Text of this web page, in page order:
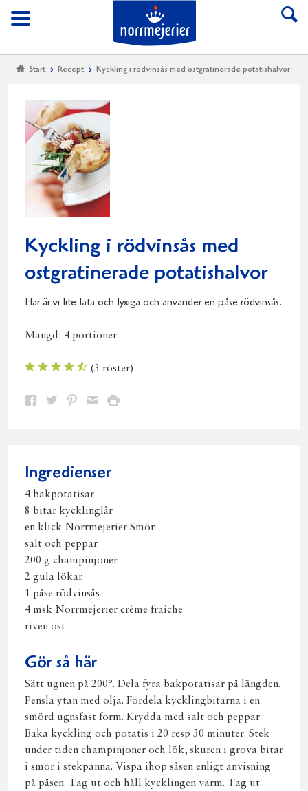
Meny
Till Norrmejerier
Start Recept Kyckling i rödvinsås med ostgratinerade potatishalvor
Kyckling i rödvinsås med
ostgratinerade potatishalvor
Här är vi lite lata och lyxiga och använder en påse rödvinsås.
Mängd: 4 portioner
(3 röster)
Dela Dela Dela DelaSkriv
Ingredienser
4 bakpotatisar
8 bitar kycklinglår
en klick Norrmejerier Smör
salt och peppar
200 g champinjoner
2 gula lökar
1 påse rödvinsås
4 msk Norrmejerier crème fraiche
riven ost
Gör så här
Sätt ugnen på 200°. Dela fyra bakpotatisar på längden.
Pensla ytan med olja. Fördela kycklingbitarna i en
smörd ugnsfast form. Krydda med salt och peppar.
Baka kyckling och potatis i 20 resp 30 minuter. Stek
under tiden champinjoner och lök, skuren i grova bitar
i smör i stekpanna. Vispa ihop såsen enligt anvisning
på påsen. Tag ut och håll kycklingen varm. Tag ut